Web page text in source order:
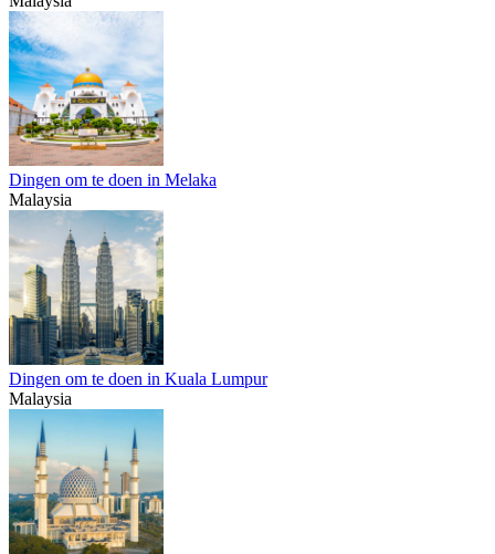
Dingen om te doen in Melaka
Malaysia
Dingen om te doen in Kuala Lumpur
Malaysia